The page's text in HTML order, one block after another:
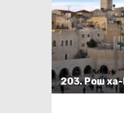
203. Рош